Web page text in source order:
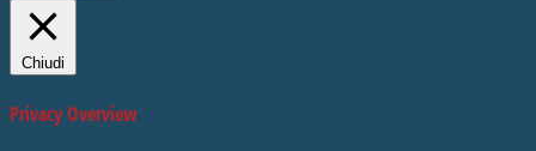
Chiudi
Privacy Overview